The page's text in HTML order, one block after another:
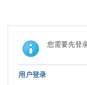
您需要先登
用户登录